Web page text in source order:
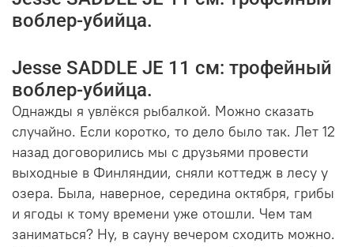
воблер-убийца.
Jesse SADDLE JE 11 см: трофейный
воблер-убийца.
Однажды я увлёкся рыбалкой. Можно сказать
случайно. Если коротко, то дело было так. Лет 12
назад договорились мы с друзьями провести
выходные в Финляндии, сняли коттедж в лесу у
озера. Была, наверное, середина октября, грибы
и ягоды к тому времени уже отошли. Чем там
заниматься? Ну, в сауну вечером сходить можно.